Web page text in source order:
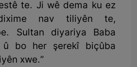
te. Ji wê dema ku ez
nav tiliyên te,
Sultan diyariya Baba
û bo her şerekî biçûba
xwe.”